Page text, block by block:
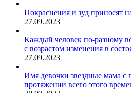
Покраснения и зуд приносят
27.09.2023
Каждый человек по-разному
с возрастом изменения в
27.09.2023
Имя девочки звездные мама с
протяжении всего этого